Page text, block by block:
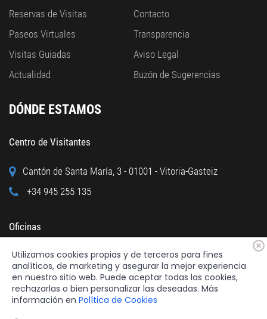
Reservas de Visitas
Paseos Virtuales
Visitas Guiadas
Actualidad
Contacto
Transparencia
Aviso Legal
Buzón de Sugerencias
DÓNDE ESTAMOS
Centro de Visitantes
Cantón de Santa María, 3 - 01001 - Vitoria-Gasteiz
+34 945 255 135
Oficinas
Calle Cuchillería, 95 - 01001 - Vitoria-Gasteiz
+34 945 122 160
Utilizamos cookies propias y de terceros para fines
analíticos, de marketing y asegurar la mejor experiencia
en nuestro sitio web. Puede aceptar todas las cookies,
rechazarlas o bien personalizar las deseadas. Más
información en Política de Cookies